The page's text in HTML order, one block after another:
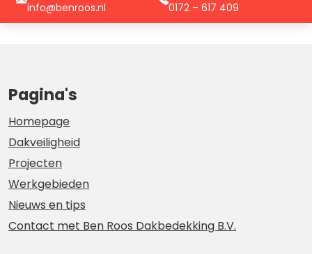
info@benroos.nl
0172 – 617 409
Pagina's
Homepage
Dakveiligheid
Projecten
Werkgebieden
Nieuws en tips
Contact met Ben Roos Dakbedekking B.V.